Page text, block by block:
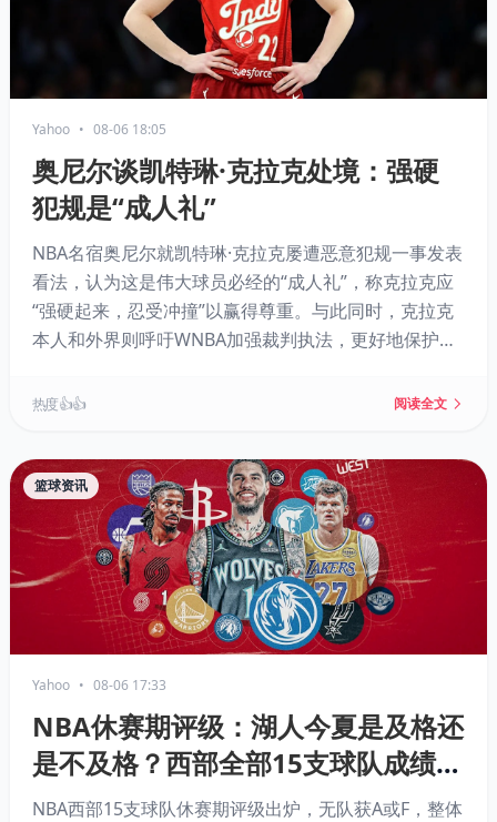
Yahoo • 08-06 18:05
奥尼尔谈凯特琳·克拉克处境：强硬
犯规是“成人礼”
NBA名宿奥尼尔就凯特琳·克拉克屡遭恶意犯规一事发表
看法，认为这是伟大球员必经的“成人礼”，称克拉克应
“强硬起来，忍受冲撞”以赢得尊重。与此同时，克拉克
本人和外界则呼吁WNBA加强裁判执法，更好地保护球
鲜明对比。
热度 👍👍 阅读全文
篮球资讯
Yahoo • 08-06 17:33
NBA休赛期评级：湖人今夏是及格还
是不及格？西部全部15支球队成绩单
出炉
NBA西部15支球队休赛期评级出炉，无队获A或F，整体